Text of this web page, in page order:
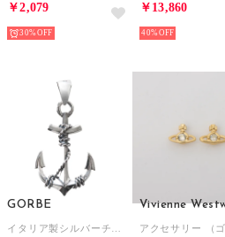
￥2,079
30%
￥13,860
40%
GORBE Vivienne